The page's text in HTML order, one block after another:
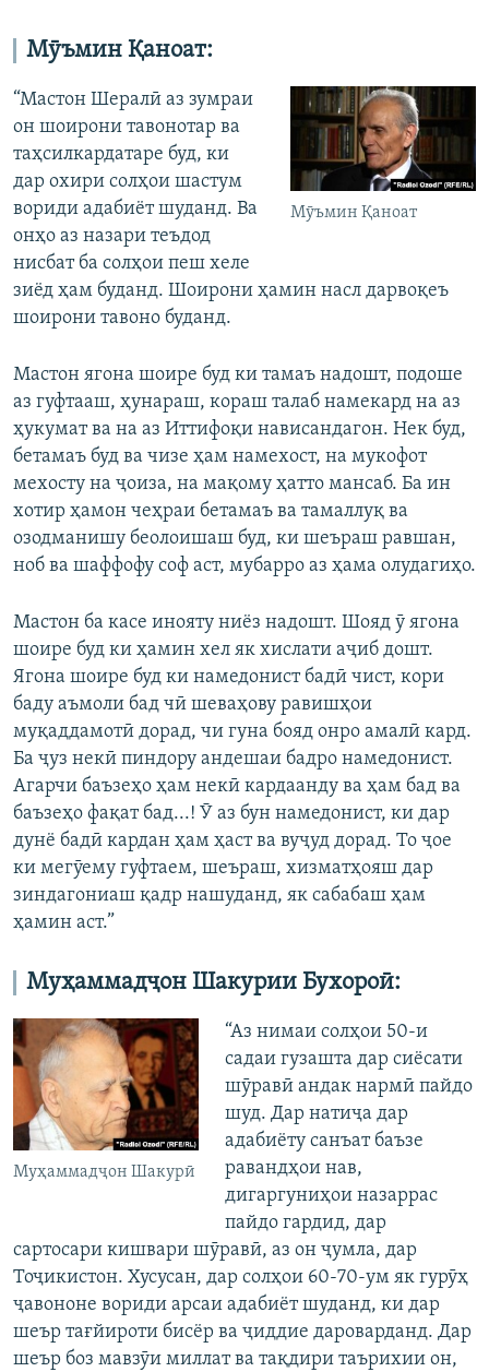
Мӯъмин Қаноат:
Мӯъмин Қаноат
“Мастон Шералӣ аз зумраи
он шоирони тавонотар ва
таҳсилкардатаре буд, ки
дар охири солҳои шастум
вориди адабиёт шуданд. Ва
онҳо аз назари теъдод
нисбат ба солҳои пеш хеле
зиёд ҳам буданд. Шоирони ҳамин насл дарвоқеъ
шоирони тавоно буданд.
Мастон ягона шоире буд ки тамаъ надошт, подоше
аз гуфтааш, ҳунараш, кораш талаб намекард на аз
ҳукумат ва на аз Иттифоқи нависандагон. Нек буд,
бетамаъ буд ва чизе ҳам намехост, на мукофот
мехосту на ҷоиза, на мақому ҳатто мансаб. Ба ин
хотир ҳамон чеҳраи бетамаъ ва тамаллуқ ва
озодманишу беолоишаш буд, ки шеъраш равшан,
ноб ва шаффофу соф аст, мубарро аз ҳама олудагиҳо.
Мастон ба касе инояту ниёз надошт. Шояд ӯ ягона
шоире буд ки ҳамин хел як хислати аҷиб дошт.
Ягона шоире буд ки намедонист бадӣ чист, кори
баду аъмоли бад чӣ шеваҳову равишҳои
муқаддамотӣ дорад, чи гуна бояд онро амалӣ кард.
Ба ҷуз некӣ пиндору андешаи бадро намедонист.
Агарчи баъзеҳо ҳам некӣ кардаанду ва ҳам бад ва
баъзеҳо фақат бад...! Ӯ аз бун намедонист, ки дар
дунё бадӣ кардан ҳам ҳаст ва вуҷуд дорад. То ҷое
ки мегӯему гуфтаем, шеъраш, хизматҳояш дар
зиндагониаш қадр нашуданд, як сабабаш ҳам
ҳамин аст.”
Муҳаммадҷон Шакурии Бухороӣ:
Муҳаммадҷон Шакурӣ
“Аз нимаи солҳои 50-и
садаи гузашта дар сиёсати
шӯравӣ андак нармӣ пайдо
шуд. Дар натиҷа дар
адабиёту санъат баъзе
равандҳои нав,
дигаргуниҳои назаррас
пайдо гардид, дар
сартосари кишвари шӯравӣ, аз он ҷумла, дар
Тоҷикистон. Хусусан, дар солҳои 60-70-ум як гурӯҳ
ҷавононе вориди арсаи адабиёт шуданд, ки дар
шеър тағйироти бисёр ва ҷиддие дароварданд. Дар
шеър боз мавзӯи миллат ва тақдири таърихии он,